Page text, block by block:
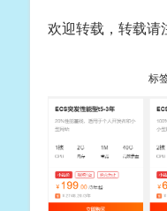
欢迎转载，转载请
标